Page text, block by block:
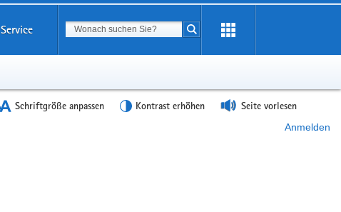
Service Suchbegriff
Suche starten
Schriftgröße anpassen Kontrast erhöhen Seite vorlesen
Anmelden